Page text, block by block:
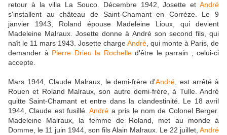
retour à la villa La Souco. Décembre 1942, Josette et André
s'installent au château de Saint-Chamant en Corrèze. Le 9
janvier 1943, Roland épouse Madeleine Lioux, qui devient
Madeleine Malraux. Josette donne à André son second fils, qui
naît le 11 mars 1943. Josette chargeAndré , qui monte à Paris, de
demander à Pierre Drieu la Rochelled'être le parrain ; celui-ci
accepte.
Mars 1944, Claude Malraux, le demi-frère d'André , est arrêté à
Rouen et Roland Malraux, son autre demi-frère, à Tulle. André
quitte Saint-Chamant et entre dans la clandestinité. Le 18 avril
1944, Claude est fusillé.André a pris le nom de Colonel Berger.
Madeleine Malraux, la femme de Roland, met au monde à
Domme, le 11 juin 1944, son fils Alain Malraux. Le 22 juillet, André